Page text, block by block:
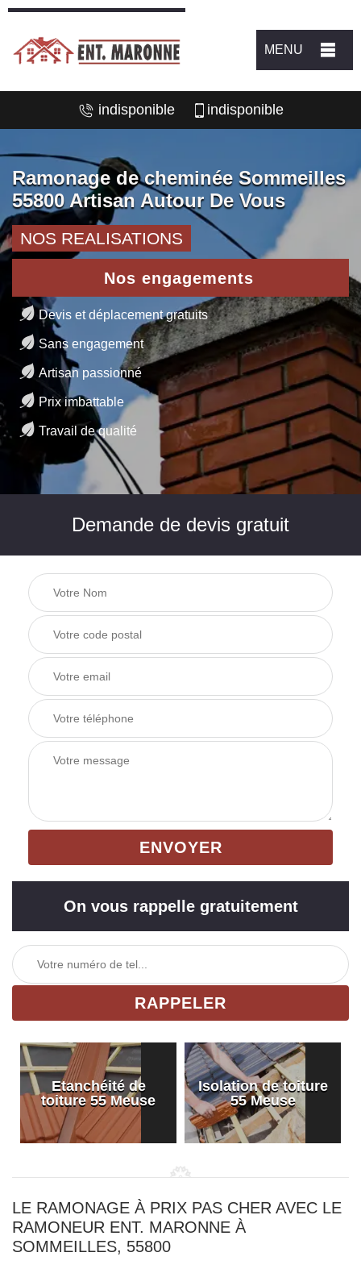
MENU
indisponible indisponible
Ramonage de cheminée Sommeilles
55800 Artisan Autour De Vous
NOS REALISATIONS
Nos engagements
Devis et déplacement gratuits
Sans engagement
Artisan passionné
Prix imbattable
Travail de qualité
Demande de devis gratuit
On vous rappelle gratuitement
Etanchéité de
toiture 55 Meuse
Isolation de toiture
55 Meuse
LE RAMONAGE À PRIX PAS CHER AVEC LE
RAMONEUR ENT. MARONNE À
SOMMEILLES, 55800